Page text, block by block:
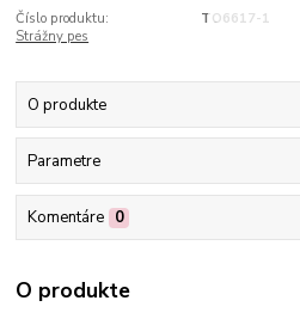
Číslo produktu:
TO6617-1
Strážny pes
O produkte
Parametre
Komentáre 0
O produkte